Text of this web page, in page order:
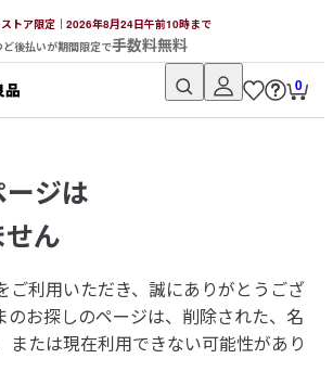
トア限定｜2026年8月24日午前10時まで
ど後払いが期間限定で手数料無料
0
ジは
ん
ご利用いただき、誠にありがとうござ
のお探しのページは、削除された、名
または現在利用できない可能性があり